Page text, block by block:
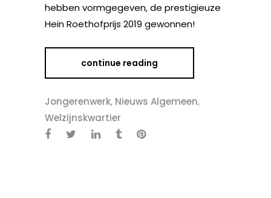
hebben vormgegeven, de prestigieuze
Hein Roethofprijs 2019 gewonnen!
continue reading
Jongerenwerk, Nieuws Algemeen,
Welzijnskwartier